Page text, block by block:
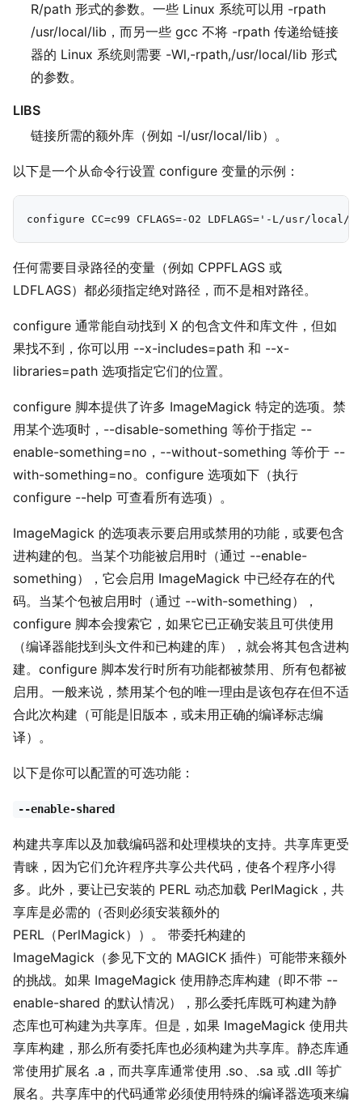
R/path 形式的参数。一些 Linux 系统可以用 -rpath
/usr/local/lib，而另一些 gcc 不将 -rpath 传递给链接
器的 Linux 系统则需要 -Wl,-rpath,/usr/local/lib 形式
的参数。
LIBS
链接所需的额外库（例如 -l/usr/local/lib）。
以下是一个从命令行设置 configure 变量的示例：
任何需要目录路径的变量（例如 CPPFLAGS 或
LDFLAGS）都必须指定绝对路径，而不是相对路径。
configure 通常能自动找到 X 的包含文件和库文件，但如
果找不到，你可以用 --x-includes=path 和 --x-
libraries=path 选项指定它们的位置。
configure 脚本提供了许多 ImageMagick 特定的选项。禁
用某个选项时，--disable-something 等价于指定 --
enable-something=no，--without-something 等价于 --
with-something=no。configure 选项如下（执行
configure --help 可查看所有选项）。
ImageMagick 的选项表示要启用或禁用的功能，或要包含
进构建的包。当某个功能被启用时（通过 --enable-
something），它会启用 ImageMagick 中已经存在的代
码。当某个包被启用时（通过 --with-something），
configure 脚本会搜索它，如果它已正确安装且可供使用
（编译器能找到头文件和已构建的库），就会将其包含进构
建。configure 脚本发行时所有功能都被禁用、所有包都被
启用。一般来说，禁用某个包的唯一理由是该包存在但不适
合此次构建（可能是旧版本，或未用正确的编译标志编
译）。
以下是你可以配置的可选功能：
--enable-shared
构建共享库以及加载编码器和处理模块的支持。共享库更受
青睐，因为它们允许程序共享公共代码，使各个程序小得
多。此外，要让已安装的 PERL 动态加载 PerlMagick，共
享库是必需的（否则必须安装额外的
PERL（PerlMagick））。 带委托构建的
ImageMagick（参见下文的 MAGICK 插件）可能带来额外
的挑战。如果 ImageMagick 使用静态库构建（即不带 --
enable-shared 的默认情况），那么委托库既可构建为静
态库也可构建为共享库。但是，如果 ImageMagick 使用共
享库构建，那么所有委托库也必须构建为共享库。静态库通
常使用扩展名 .a，而共享库通常使用 .so、.sa 或 .dll 等扩
展名。共享库中的代码通常必须使用特殊的编译器选项来编